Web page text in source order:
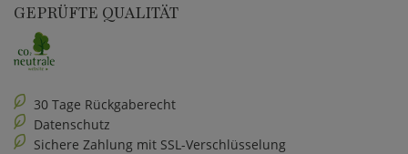
GEPRÜFTE QUALITÄT
30 Tage Rückgaberecht
Datenschutz
Sichere Zahlung mit SSL-Verschlüsselung